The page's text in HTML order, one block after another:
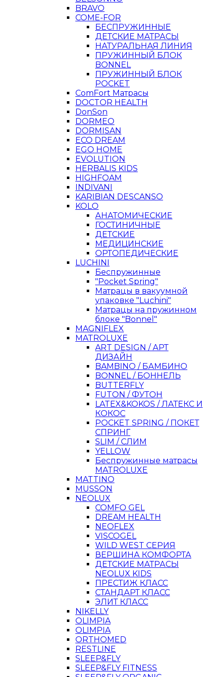
BRAVO
COME-FOR
БЕСПРУЖИННЫЕ
ДЕТСКИЕ МАТРАСЫ
НАТУРАЛЬНАЯ ЛИНИЯ
ПРУЖИННЫЙ БЛОК
BONNEL
ПРУЖИННЫЙ БЛОК
POCKET
ComFort Матрасы
DOCTOR HEALTH
DonSon
DORMEO
DORMISAN
ECO DREAM
EGO HOME
EVOLUTION
HERBALIS KIDS
HIGHFOAM
INDIVANI
KARIBIAN DESCANSO
KOLO
АНАТОМИЧЕСКИЕ
ГОСТИНИЧНЫЕ
ДЕТСКИЕ
МЕДИЦИНСКИЕ
ОРТОПЕДИЧЕСКИЕ
LUCHINI
Беспружинные
"Pocket Spring"
Матрацы в вакуумной
упаковке "Luchini"
Матрацы на пружинном
блоке "Bonnel"
MAGNIFLEX
MATROLUXE
ART DESIGN / АРТ
ДИЗАЙН
BAMBINO / БАМБИНО
BONNEL / БОННЕЛЬ
BUTTERFLY
FUTON / ФУТОН
LATEX&KOKOS / ЛАТЕКС И
КОКОС
POCKET SPRING / ПОКЕТ
СПРИНГ
SLIM / СЛИМ
YELLOW
Беспружинные матрасы
MATROLUXE
MATTINO
MUSSON
NEOLUX
COMFO GEL
DREAM HEALTH
NEOFLEX
VISCOGEL
WILD WEST СЕРИЯ
ВЕРШИНА КОМФОРТА
ДЕТСКИЕ МАТРАСЫ
NEOLUX KIDS
ПРЕСТИЖ КЛАСС
СТАНДАРТ КЛАСС
ЭЛИТ КЛАСС
NIKELLY
OLIMPIA
OLIMPIA
ORTHOMED
RESTLINE
SLEEP&FLY
SLEEP&FLY FITNESS